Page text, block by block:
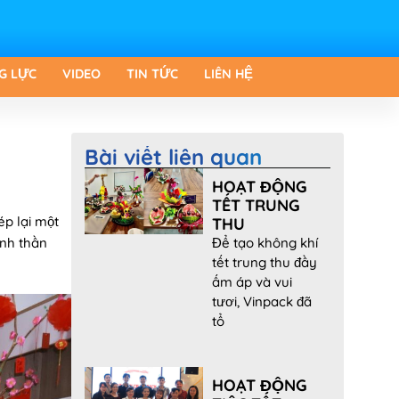
LỰC VIDEO TIN TỨC LIÊN HỆ
lại một
thần
Bài viết liên quan
HOẠT ĐỘNG
TẾT TRUNG
THU
Để tạo không khí
tết trung thu đầy
ấm áp và vui
tươi, Vinpack đã
tổ
HOẠT ĐỘNG